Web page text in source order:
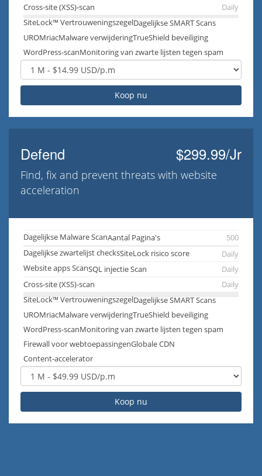
Cross-site (XSS)-scan
Daily
SiteLock™ VertrouweningszegelDagelijkse SMART Scans
UROMriacMalware verwijderingTrueShield beveiliging
WordPress-scanMonitoring van zwarte lijsten tegen spam
Koop nu
Defend $299.99/Jr
Find, fix and prevent threats with website
acceleration
Dagelijkse Malware ScanAantal Pagina's
500
Dagelijkse zwartelijst checksSiteLock risico score
Website apps Scan
Daily
SQL injectie Scan
Daily
Cross-site (XSS)-scan
Daily
SiteLock™ VertrouweningszegelDagelijkse SMART Scans
UROMriacMalware verwijderingTrueShield beveiliging
WordPress-scanMonitoring van zwarte lijsten tegen spam
Firewall voor webtoepassingenGlobale CDN
Content-accelerator
Koop nu